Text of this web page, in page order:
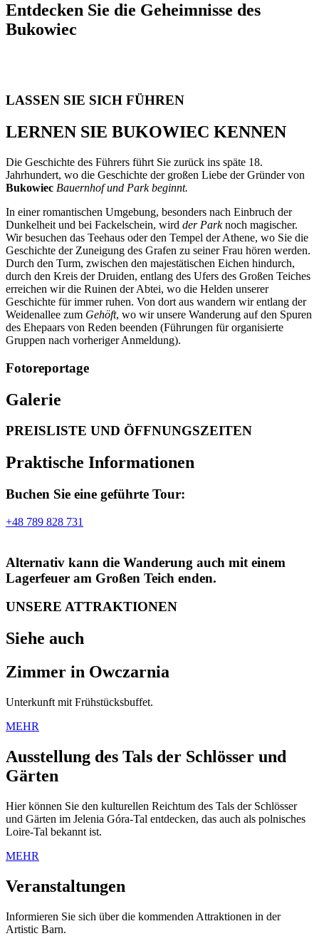
Entdecken Sie die Geheimnisse des
Bukowiec
LASSEN SIE SICH FÜHREN
LERNEN SIE BUKOWIEC KENNEN
Die Geschichte des Führers führt Sie zurück ins späte 18.
Jahrhundert, wo die Geschichte der großen Liebe der Gründer von
Bukowiec Bauernhof und Park beginnt.
In einer romantischen Umgebung, besonders nach Einbruch der
Dunkelheit und bei Fackelschein, wird der Parknoch magischer.
Wir besuchen das Teehaus oder den Tempel der Athene, wo Sie die
Geschichte der Zuneigung des Grafen zu seiner Frau hören werden.
Durch den Turm, zwischen den majestätischen Eichen hindurch,
durch den Kreis der Druiden, entlang des Ufers des Großen Teiches
erreichen wir die Ruinen der Abtei, wo die Helden unserer
Geschichte für immer ruhen. Von dort aus wandern wir entlang der
Weidenallee zum Gehöft, wo wir unsere Wanderung auf den Spuren
des Ehepaars von Reden beenden (Führungen für organisierte
Gruppen nach vorheriger Anmeldung).
Fotoreportage
Galerie
PREISLISTE UND ÖFFNUNGSZEITEN
Praktische Informationen
Buchen Sie eine geführte Tour:
+48 789 828 731
Alternativ kann die Wanderung auch mit einem
Lagerfeuer am Großen Teich enden.
UNSERE ATTRAKTIONEN
Siehe auch
Zimmer in Owczarnia
Unterkunft mit Frühstücksbuffet.
MEHR
Ausstellung des Tals der Schlösser und
Gärten
Hier können Sie den kulturellen Reichtum des Tals der Schlösser
und Gärten im Jelenia Góra-Tal entdecken, das auch als polnisches
Loire-Tal bekannt ist.
MEHR
Veranstaltungen
Informieren Sie sich über die kommenden Attraktionen in der
Artistic Barn.